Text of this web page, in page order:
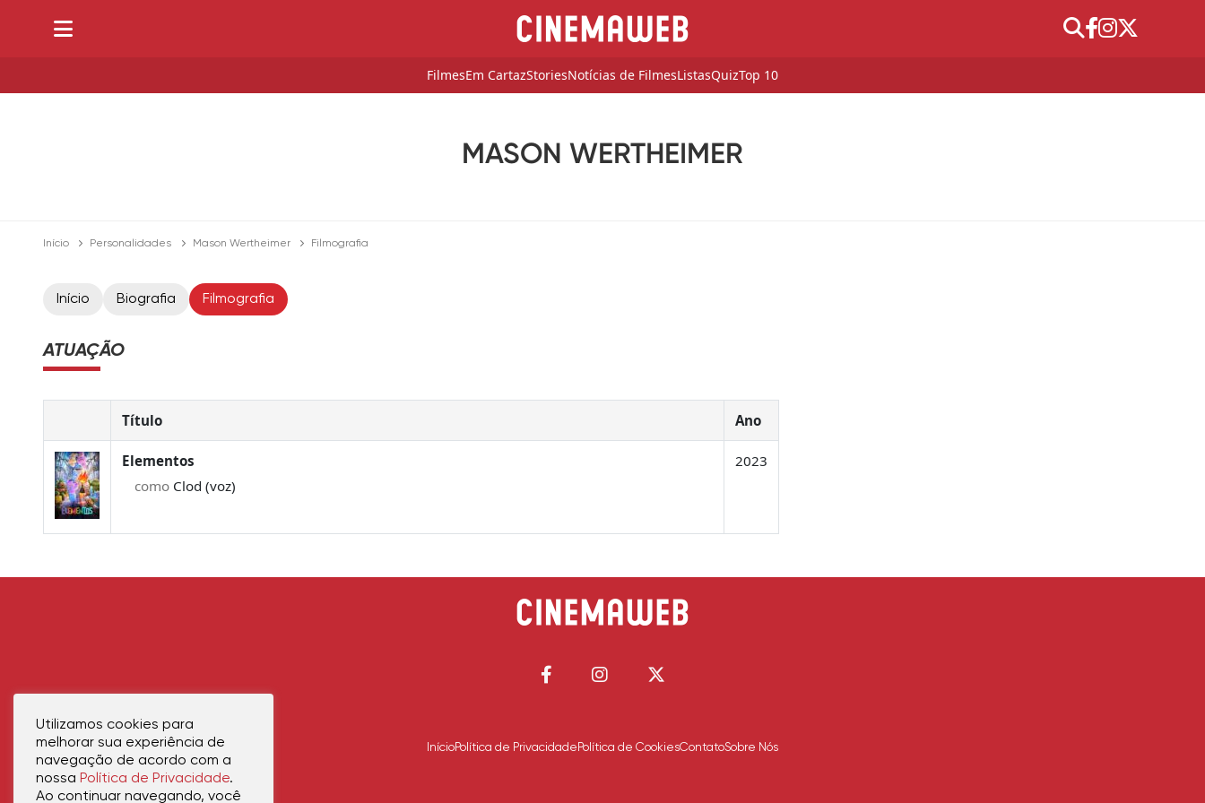
FilmesEm CartazStoriesNotícias de FilmesListasQuizTop 10
MASON WERTHEIMER
Início Personalidades Mason Wertheimer Filmografia
Início Biografia Filmografia
ATUAÇÃO
Título Ano
Elementos
como Clod (voz)
2023
InícioPolítica de Privacidade Política de CookiesContatoSobre Nós
Utilizamos cookies para
melhorar sua experiência de
navegação de acordo com a
nossa Política de Privacidade.
Ao continuar navegando, você